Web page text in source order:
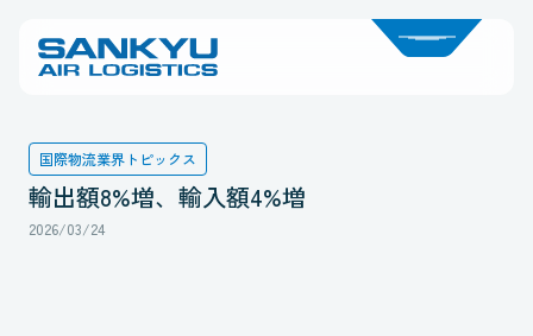
国際物流業界トピックス
輸出額8%増、輸入額4%増
2026/03/24